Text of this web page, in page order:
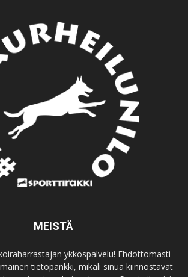
MEISTÄ
ykköspalvelu! Ehdottomasti
tietopankki, mikäli sinua kiinnostavat